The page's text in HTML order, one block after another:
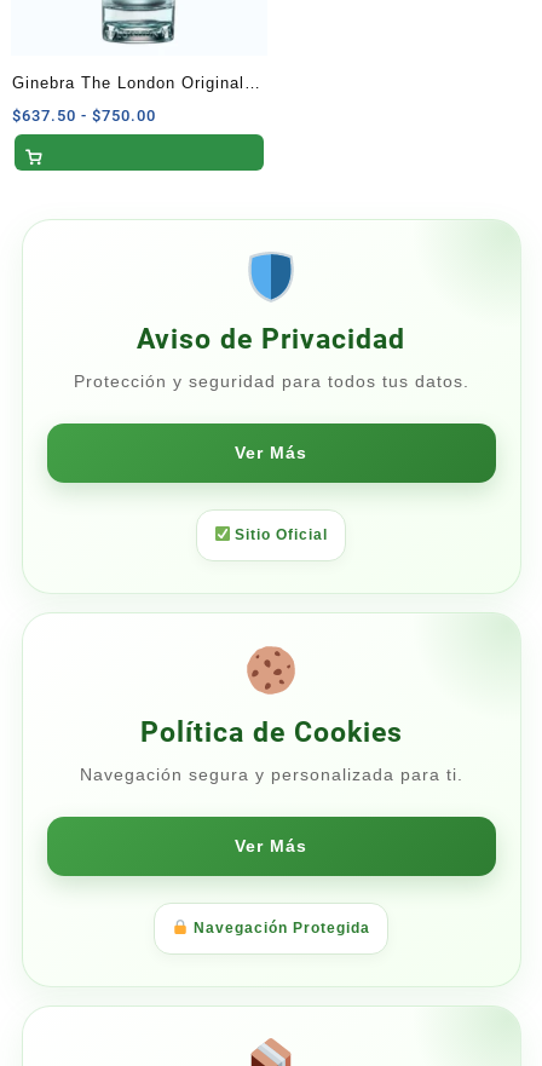
Ginebra The London Original
Blue 700 ml
$637.50 - $750.00
de
$637.50
Aviso de Privacidad
Protección y seguridad para todos tus datos.
Ver Más
Sitio Oficial
Política de Cookies
Navegación segura y personalizada para ti.
Ver Más
Navegación Protegida